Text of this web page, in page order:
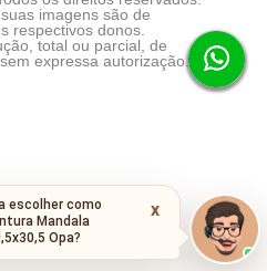
imagens são de
respectivos donos.
total ou parcial, de
expressa autorização.